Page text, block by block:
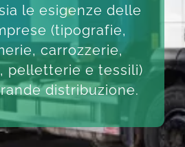
le esigenze delle
(tipografie,
carrozzerie,
pelletterie e tessili)
distribuzione.​